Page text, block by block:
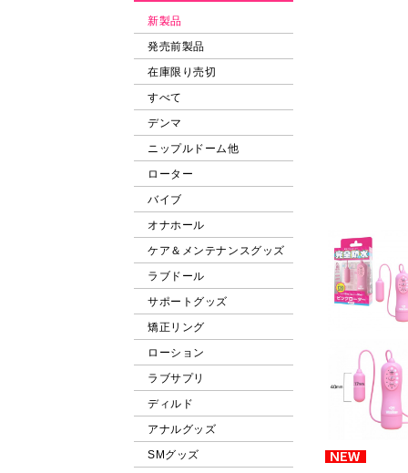
新製品
発売前製品
在庫限り売切
すべて
デンマ
ニップルドーム他
ローター
バイブ
オナホール
ケア＆メンテナンスグッズ
ラブドール
サポートグッズ
矯正リング
ローション
ラブサプリ
ディルド
アナルグッズ
SMグッズ